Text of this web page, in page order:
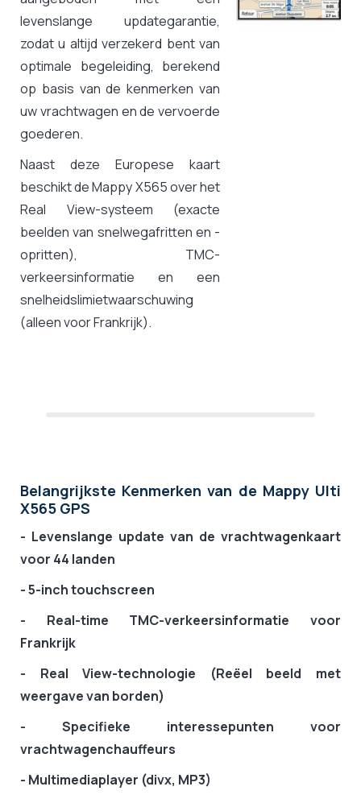
levenslange updategarantie,
zodat u altijd verzekerd bent van
optimale begeleiding, berekend
op basis van de kenmerken van
uw vrachtwagen en de vervoerde
goederen.
Naast deze Europese kaart
beschikt de Mappy X565 over het
Real View-systeem (exacte
beelden van snelwegafritten en -
opritten), TMC-
verkeersinformatie en een
snelheidslimietwaarschuwing
(alleen voor Frankrijk).
Belangrijkste Kenmerken van de Mappy Ulti
X565 GPS
- Levenslange update van de vrachtwagenkaart
voor 44 landen
- 5-inch touchscreen
- Real-time TMC-verkeersinformatie voor
Frankrijk
- Real View-technologie (Reëel beeld met
weergave van borden)
- Specifieke interessepunten voor
vrachtwagenchauffeurs
- Multimediaplayer (divx, MP3)